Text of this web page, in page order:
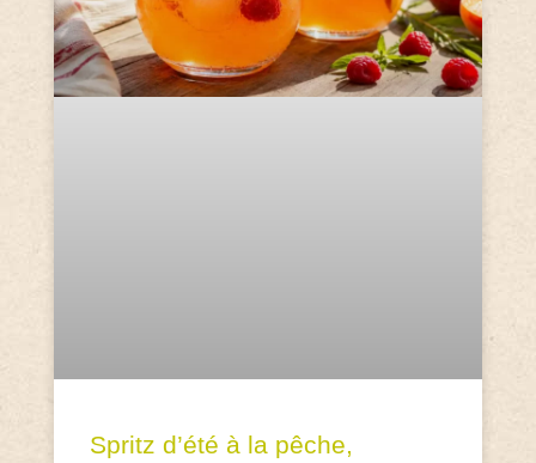
Spritz d’été à la pêche,